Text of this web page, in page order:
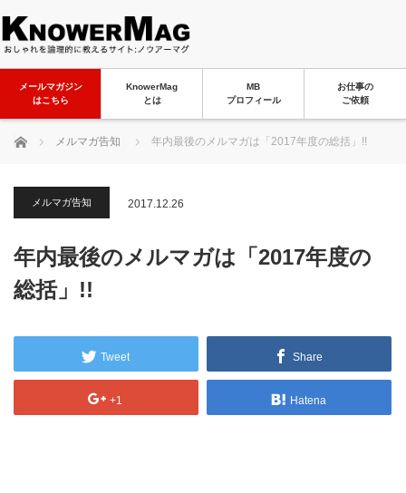
メールマガジン
はこちら
KnowerMag
とは
MB
プロフィール
お仕事の
ご依頼
ホーム メルマガ告知 年内最後のメルマガは「2017年度の総括」!!
メルマガ告知 2017.12.26
年内最後のメルマガは「2017年度の
総括」!!
Tweet Share
+1 Hatena